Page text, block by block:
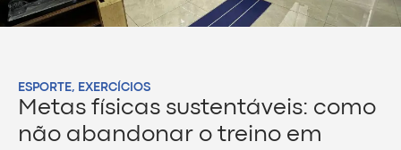
ESPORTE, EXERCÍCIOS
Metas físicas sustentáveis: como
não abandonar o treino em